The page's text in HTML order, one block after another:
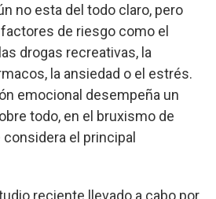
no esta del todo claro, pero
de riesgo como el
drogas recreativas, la
la ansiedad o el estrés.
emocional desempeña un
todo, en el bruxismo de
el principal
reciente llevado a cabo por